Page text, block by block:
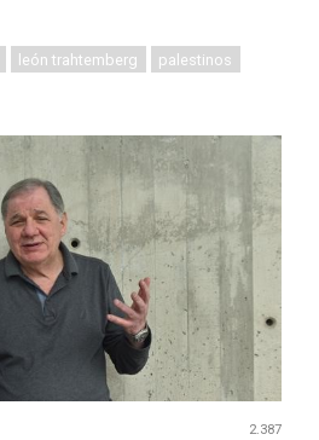
león trahtemberg palestinos
2.387